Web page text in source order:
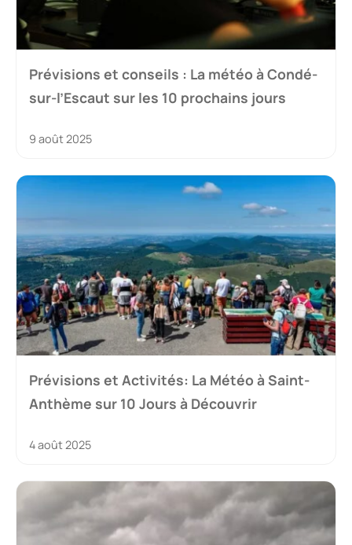
Prévisions et conseils : La météo à Condé-
sur-l’Escaut sur les 10 prochains jours
9 août 2025
Prévisions et Activités: La Météo à Saint-
Anthème sur 10 Jours à Découvrir
4 août 2025